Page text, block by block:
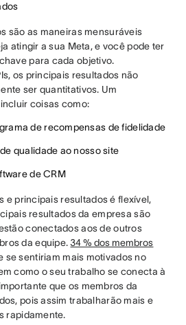
são as maneiras mensuráveis
atingir a sua Meta, e você pode ter
para cada objetivo.
os principais resultados não
ser quantitativos. Um
coisas como:
de recompensas de fidelidade
qualidade ao nosso site
de CRM
e principais resultados é flexível,
resultados da empresa são
conectados aos de outros
da equipe.34 % dos membros
se sentiriam mais motivados no
como o seu trabalho se conecta à
que os membros da
pois assim trabalharão mais e
rapidamente.